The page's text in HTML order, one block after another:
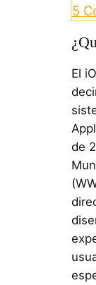
5
El
de